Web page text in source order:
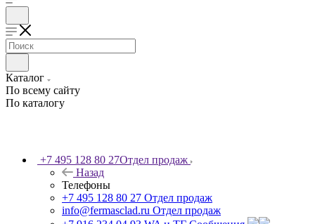
Каталог
По всему сайту
По каталогу
+7 495 128 80 27Отдел продаж
Назад
Телефоны
+7 495 128 80 27 Отдел продаж
info@fermasclad.ru Отдел продаж